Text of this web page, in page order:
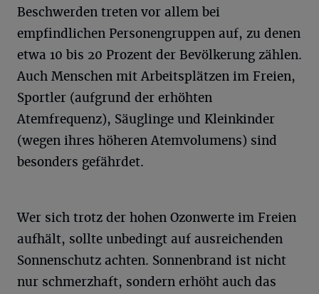
Beschwerden treten vor allem bei
empfindlichen Personengruppen auf, zu denen
etwa 10 bis 20 Prozent der Bevölkerung zählen.
Auch Menschen mit Arbeitsplätzen im Freien,
Sportler (aufgrund der erhöhten
Atemfrequenz), Säuglinge und Kleinkinder
(wegen ihres höheren Atemvolumens) sind
besonders gefährdet.
Wer sich trotz der hohen Ozonwerte im Freien
aufhält, sollte unbedingt auf ausreichenden
Sonnenschutz achten. Sonnenbrand ist nicht
nur schmerzhaft, sondern erhöht auch das